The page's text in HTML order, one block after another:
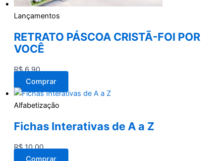
Lançamentos
RETRATO PÁSCOA CRISTÃ-FOI POR
VOCÊ
R$6,90
Comprar
Alfabetização
Fichas Interativas de A a Z
R$10,00
Comprar